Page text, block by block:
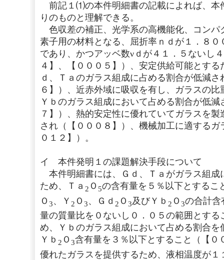
前記１⑴の本件明細書の記載によれば、本
りのものと理解できる。
色収差の補正、光学系の高機能化、コンパ
素子用の材料となる、屈折率ｎｄが１．８
であり、かつアッベ数νｄが４１．５ないし
４】、【０００５】）、安定供給可能とす
ｄ、Ｔａのガラス組成に占める割合が低減
６】）、近赤外域に吸収を有し、ガラスの
Ｙｂのガラス組成において占める割合が低
７】）、熱的安定性に優れていてガラスを
され（【０００８】）、機械加工に適する
０１２】）。
イ 本件発明１の課題解決手段について
本件明細書には、Ｇｄ、Ｔａがガラス組成
ため、Ｔａ 2 Ｏ 5の含有量を５％以下とするこ
Ｏ 3、Ｙ 2 Ｏ 3、Ｇｄ 2 Ｏ 3及びＹｂ 2 Ｏ 3の合計含
量の質量比を０ないし０．０５の範囲とす
め、Ｙｂのガラス組成において占める割合
Ｙｂ 2 Ｏ 3含有量を３％以下とすること（【０
優れたガラスを提供するため、液相温度が